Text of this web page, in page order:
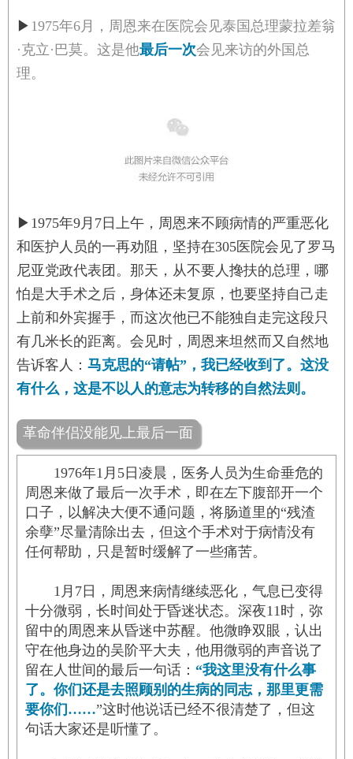
▶ 1975年6月，周恩来在医院会见泰国总理蒙拉差翁
·克立·巴莫。这是他最后一次会见来访的外国总
理。
▶ 1975年9月7日上午，周恩来不顾病情的严重恶化
和医护人员的一再劝阻，坚持在305医院会见了罗马
尼亚党政代表团。那天，从不要人搀扶的总理，哪
怕是大手术之后，身体还未复原，也要坚持自己走
上前和外宾握手，而这次他已不能独自走完这段只
有几米长的距离。会见时，周恩来坦然而又自然地
告诉客人： 马克思的“请帖”，我已经收到了。这没
有什么，这是不以人的意志为转移的自然法则。
革命伴侣没能见上最后一面
1976年1月5日凌晨，医务人员为生命垂危的
周恩来做了最后一次手术，即在左下腹部开一个
口子，以解决大便不通问题，将肠道里的“残渣
余孽”尽量清除出去，但这个手术对于病情没有
任何帮助，只是暂时缓解了一些痛苦。
1月7日，周恩来病情继续恶化，气息已变得
十分微弱，长时间处于昏迷状态。深夜11时，弥
留中的周恩来从昏迷中苏醒。他微睁双眼，认出
守在他身边的吴阶平大夫，他用微弱的声音说了
留在人世间的最后一句话： “我这里没有什么事
了。你们还是去照顾别的生病的同志，那里更需
要你们……”这时他说话已经不很清楚了，但这
句话大家还是听懂了。